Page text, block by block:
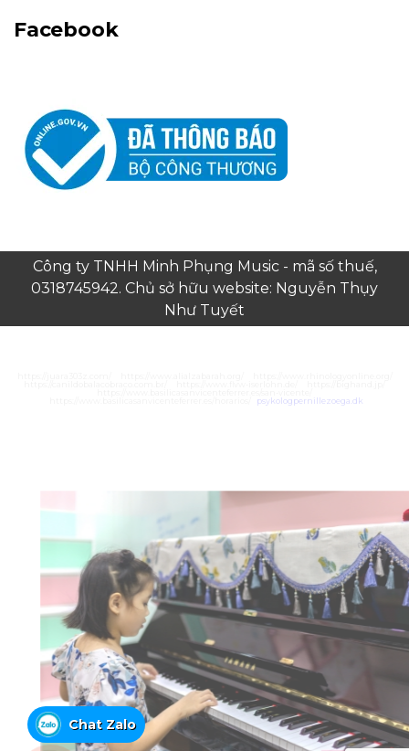
Facebook
Công ty TNHH Minh Phụng Music - mã số thuế,
0318745942. Chủ sở hữu website: Nguyễn Thụy
Như Tuyết
Chat Zalo
psykologpernillezoega.dk